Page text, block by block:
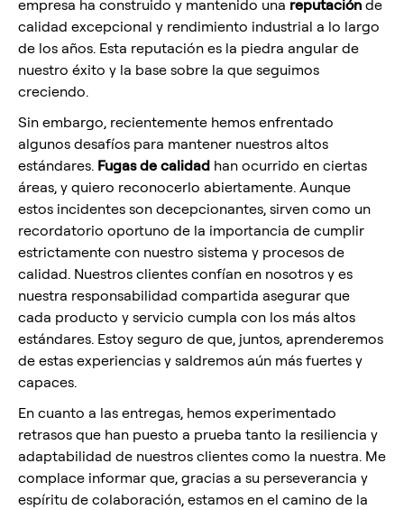
empresa ha construido y mantenido una reputación de
calidad excepcional y rendimiento industrial a lo largo
de los años. Esta reputación es la piedra angular de
nuestro éxito y la base sobre la que seguimos
creciendo.
Sin embargo, recientemente hemos enfrentado
algunos desafíos para mantener nuestros altos
estándares. Fugas de calidad han ocurrido en ciertas
áreas, y quiero reconocerlo abiertamente. Aunque
estos incidentes son decepcionantes, sirven como un
recordatorio oportuno de la importancia de cumplir
estrictamente con nuestro sistema y procesos de
calidad. Nuestros clientes confían en nosotros y es
nuestra responsabilidad compartida asegurar que
cada producto y servicio cumpla con los más altos
estándares. Estoy seguro de que, juntos, aprenderemos
de estas experiencias y saldremos aún más fuertes y
capaces.
En cuanto a las entregas, hemos experimentado
retrasos que han puesto a prueba tanto la resiliencia y
adaptabilidad de nuestros clientes como la nuestra. Me
complace informar que, gracias a su perseverancia y
espíritu de colaboración, estamos en el camino de la